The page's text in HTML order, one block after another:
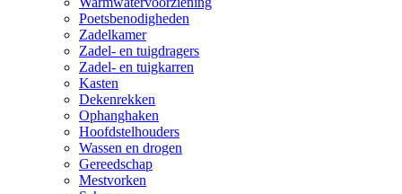
Poetsbenodigheden
Zadelkamer
Zadel- en tuigdragers
Zadel- en tuigkarren
Kasten
Dekenrekken
Ophanghaken
Hoofdstelhouders
Wassen en drogen
Gereedschap
Mestvorken